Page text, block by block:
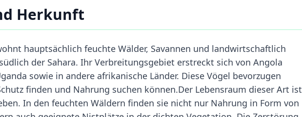
Herkunft
hauptsächlich feuchte Wälder, Savannen und landwirtschaftlich
der Sahara. Ihr Verbreitungsgebiet erstreckt sich von Angola
sowie in andere afrikanische Länder. Diese Vögel bevorzugen
finden und Nahrung suchen können.Der Lebensraum dieser Art ist
In den feuchten Wäldern finden sie nicht nur Nahrung in Form von